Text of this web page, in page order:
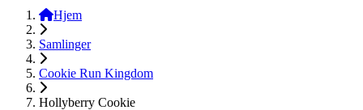
Hjem
Samlinger
Cookie Run Kingdom
Hollyberry Cookie